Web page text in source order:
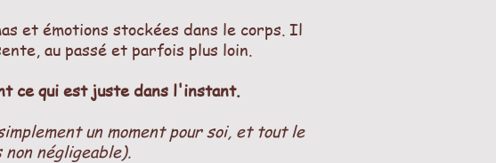
et émotions stockées dans le corps. Il
au passé et parfois plus loin.
ce qui est juste dans l'instant.
un moment pour soi, et tout le
négligeable).